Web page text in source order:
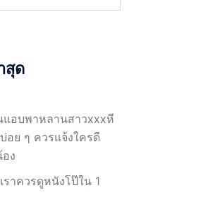
สุด
แอบพาหลานสาวxxxหี
อย ๆ ควรแจ้งใครดี
ง
ราควรดูหนังโป๊ใน 1